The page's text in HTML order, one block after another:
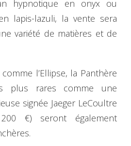
hypnotique en onyx ou
lapis-lazuli, la vente sera
variété de matières et de
l’Ellipse, la Panthère
plus rares comme une
signée Jaeger LeCoultre
€) seront également